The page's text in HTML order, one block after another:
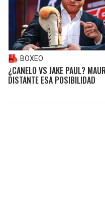
BOXEO
¿CANELO VS JAKE PAUL?
DISTANTE ESA POSIBILIDAD